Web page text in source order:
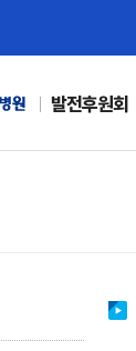
발전후원회